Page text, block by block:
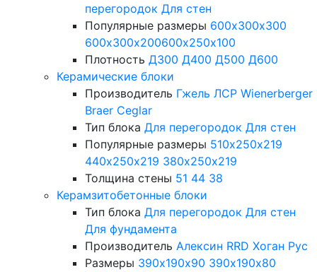
перегородок Для стен
Популярные размеры 600х300х300
600х300х200600х250х100
Плотность Д300 Д400 Д500 Д600
Керамические блоки
Производитель Гжель ЛСР Wienerberger
Braer Ceglar
Тип блока Для перегородок Для стен
Популярные размеры 510х250х219
440х250х219 380х250х219
Толщина стены 51 44 38
Керамзитобетонные блоки
Тип блока Для перегородок Для стен
Для фундамента
Производитель Алексин RRD Хоган Рус
Размеры 390х190х90 390х190х80